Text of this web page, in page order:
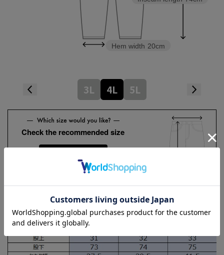
Hem width 20cm
3L 4L 5L
Check the recommended size